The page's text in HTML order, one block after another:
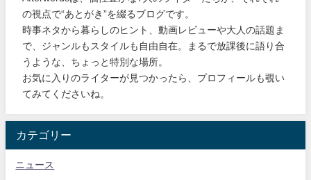
の視点で“あとがき”を綴るブログです。
時事ネタから暮らしのヒント、動画レビューや大人の話題ま
で、ジャンルもスタイルも自由自在。まるで放課後に語り合
うような、ちょっと特別な場所。
お気に入りのライターが見つかったら、プロフィールも覗い
てみてくださいね。
カテゴリー
ニュース